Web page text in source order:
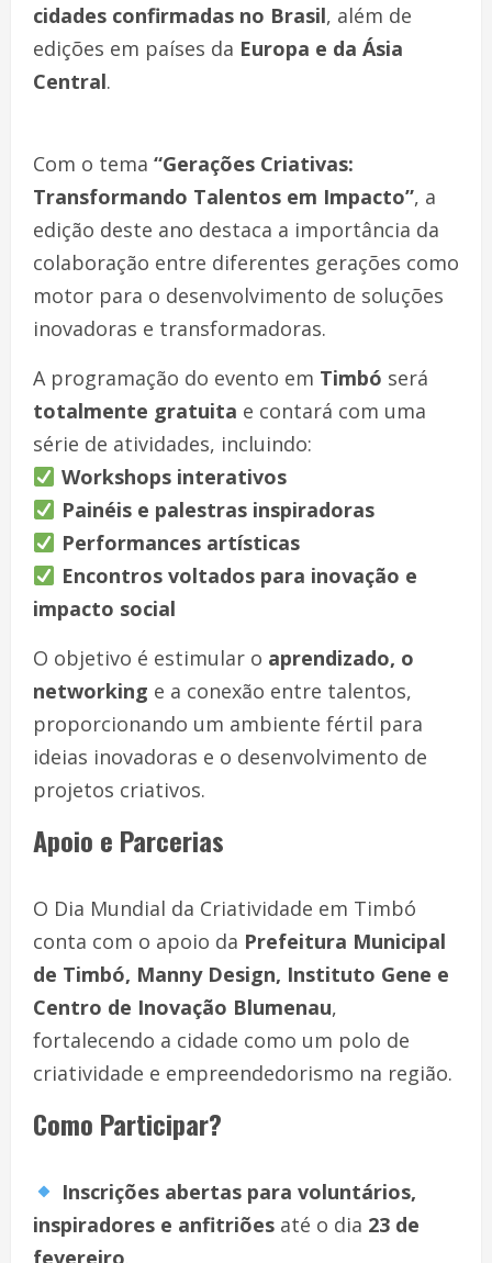
cidades confirmadas no Brasil, além de
edições em países da Europa e da Ásia
Central.
Com o tema “Gerações Criativas:
Transformando Talentos em Impacto”, a
edição deste ano destaca a importância da
colaboração entre diferentes gerações como
motor para o desenvolvimento de soluções
inovadoras e transformadoras.
A programação do evento em Timbó será
totalmente gratuita e contará com uma
série de atividades, incluindo:
Workshops interativos
Painéis e palestras inspiradoras
Performances artísticas
Encontros voltados para inovação e
impacto social
O objetivo é estimular o aprendizado, o
networking e a conexão entre talentos,
proporcionando um ambiente fértil para
ideias inovadoras e o desenvolvimento de
projetos criativos.
Apoio e Parcerias
O Dia Mundial da Criatividade em Timbó
conta com o apoio da Prefeitura Municipal
de Timbó, Manny Design, Instituto Gene e
Centro de Inovação Blumenau,
fortalecendo a cidade como um polo de
criatividade e empreendedorismo na região.
Como Participar?
Inscrições abertas para voluntários,
inspiradores e anfitriões até o dia 23 de
fevereiro